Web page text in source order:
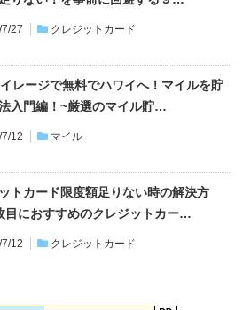
27 クレジットカード
レージで無料でハワイへ！マイルを貯
入門編！~厳選のマイル貯…
12 マイル
トカード限度額足りない時の解決方
目におすすめのクレジットカー…
12 クレジットカード